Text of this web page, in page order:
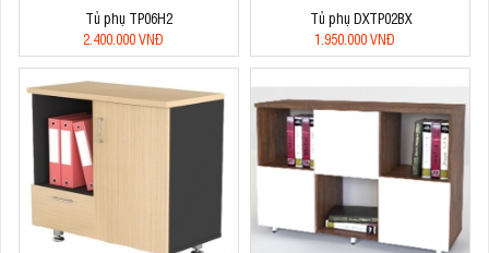
Tủ phụ TP06H2
2.400.000 VNĐ
Tủ phụ DXTP02BX
1.950.000 VNĐ